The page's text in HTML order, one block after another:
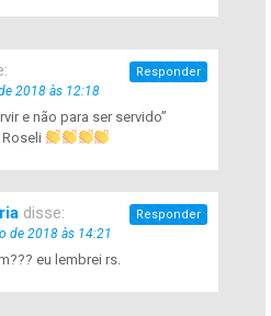
2018 às 12:18
e não para ser servido”
Responder
disse:
de 2018 às 14:21
eu lembrei rs.
Responder